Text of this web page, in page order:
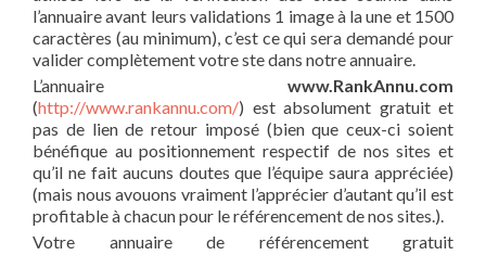
l’annuaire avant leurs validations 1 image à la une et 1500
caractères (au minimum), c’est ce qui sera demandé pour
valider complètement votre ste dans notre annuaire.
L’annuaire www.RankAnnu.com
(http://www.rankannu.com/) est absolument gratuit et
pas de lien de retour imposé (bien que ceux-ci soient
bénéfique au positionnement respectif de nos sites et
qu’il ne fait aucuns doutes que l’équipe saura appréciée)
(mais nous avouons vraiment l’apprécier d’autant qu’il est
profitable à chacun pour le référencement de nos sites.).
Votre annuaire de référencement gratuit